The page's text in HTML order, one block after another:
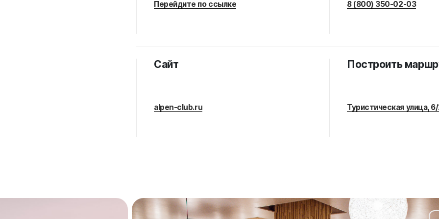
Перейдите по ссылке 8 (800) 350-02-03
Сайт
alpen-club.ru
Построить
Туристическая улица,